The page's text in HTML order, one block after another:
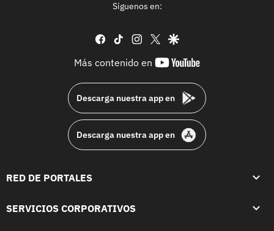
Síguenos en:
facebook
tiktok instagram
twittergoogle
Más contenido en
youtube-
Descarga nuestra app en
Descarga nuestra app en
RED DE PORTALES
SERVICIOS CORPORATIVOS